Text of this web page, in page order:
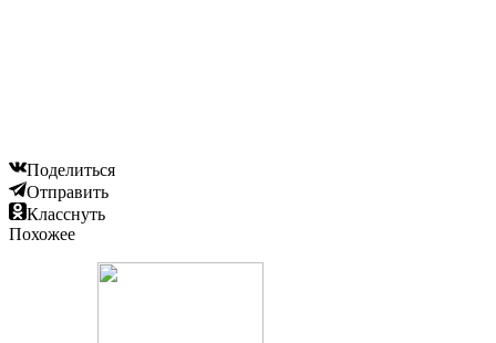
Поделиться
Отправить
Класснуть
Похожее